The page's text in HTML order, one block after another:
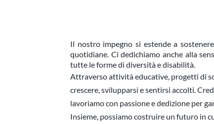
Il nostro impegno si estende a
quotidiane. Ci dedichiamo anche alla
tutte le forme di diversità e disabilità.
Attraverso attività educative, progetti di
crescere, svilupparsi e sentirsi accolti.
lavoriamo con passione e dedizione per
Insieme, possiamo costruire un futuro in